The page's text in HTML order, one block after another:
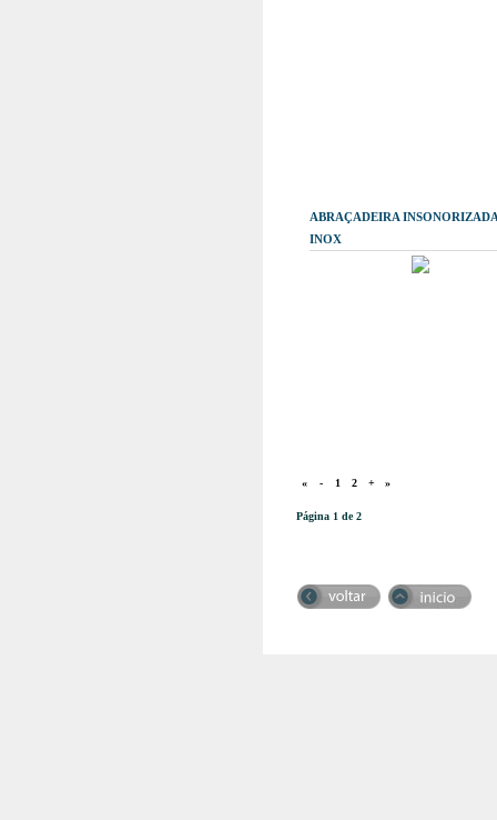
ABRAÇADEIRA
INOX
« - 1 2 + »
Página 1 de 2